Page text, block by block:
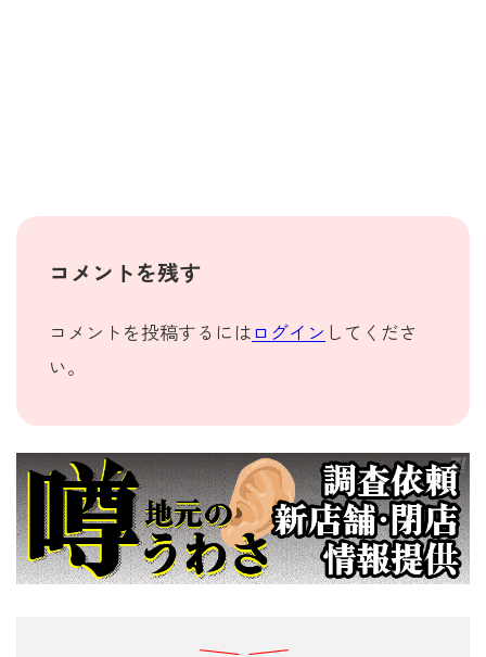
コメントを残す
コメントを投稿するには ログイン してくださ
い。